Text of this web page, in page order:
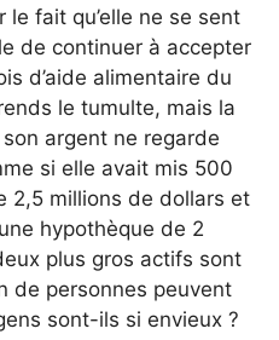
fait qu’elle ne se sent
de continuer à accepter
d’aide alimentaire du
le tumulte, mais la
argent ne regarde
si elle avait mis 500
2,5 millions de dollars et
hypothèque de 2
plus gros actifs sont
de personnes peuvent
sont-ils si envieux ?